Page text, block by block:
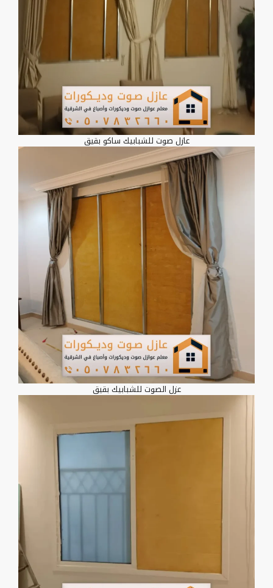
عازل صوت للشبابيك ساكو بقيق
عزل الصوت للشبابيك بقيق